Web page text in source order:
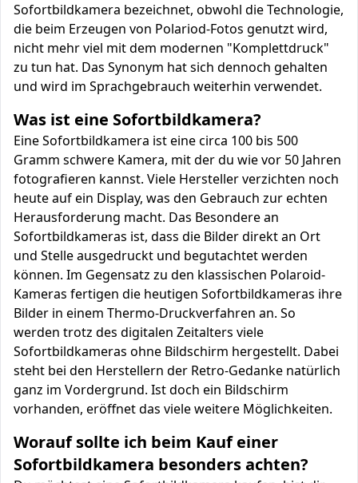
Sofortbildkamera bezeichnet, obwohl die Technologie,
die beim Erzeugen von Polariod-Fotos genutzt wird,
nicht mehr viel mit dem modernen "Komplettdruck"
zu tun hat. Das Synonym hat sich dennoch gehalten
und wird im Sprachgebrauch weiterhin verwendet.
Was ist eine Sofortbildkamera?
Eine Sofortbildkamera ist eine circa 100 bis 500
Gramm schwere Kamera, mit der du wie vor 50 Jahren
fotografieren kannst. Viele Hersteller verzichten noch
heute auf ein Display, was den Gebrauch zur echten
Herausforderung macht. Das Besondere an
Sofortbildkameras ist, dass die Bilder direkt an Ort
und Stelle ausgedruckt und begutachtet werden
können. Im Gegensatz zu den klassischen Polaroid-
Kameras fertigen die heutigen Sofortbildkameras ihre
Bilder in einem Thermo-Druckverfahren an. So
werden trotz des digitalen Zeitalters viele
Sofortbildkameras ohne Bildschirm hergestellt. Dabei
steht bei den Herstellern der Retro-Gedanke natürlich
ganz im Vordergrund. Ist doch ein Bildschirm
vorhanden, eröffnet das viele weitere Möglichkeiten.
Worauf sollte ich beim Kauf einer
Sofortbildkamera besonders achten?